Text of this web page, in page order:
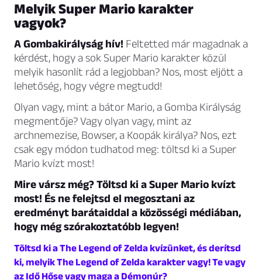
Melyik Super Mario karakter
vagyok?
A Gombakirályság hív! Feltetted már magadnak a
kérdést, hogy a sok Super Mario karakter közül
melyik hasonlít rád a legjobban? Nos, most eljött a
lehetőség, hogy végre megtudd!
Olyan vagy, mint a bátor Mario, a Gomba Királyság
megmentője? Vagy olyan vagy, mint az
archnemezise, Bowser, a Koopák királya? Nos, ezt
csak egy módon tudhatod meg: töltsd ki a Super
Mario kvízt most!
Mire vársz még? Töltsd ki a Super Mario kvízt
most! És ne felejtsd el megosztani az
eredményt barátaiddal a közösségi médiában,
hogy még szórakoztatóbb legyen!
Töltsd ki a The Legend of Zelda kvízünket, és derítsd
ki, melyik The Legend of Zelda karakter vagy! Te vagy
az Idő Hőse vagy maga a Démonúr?